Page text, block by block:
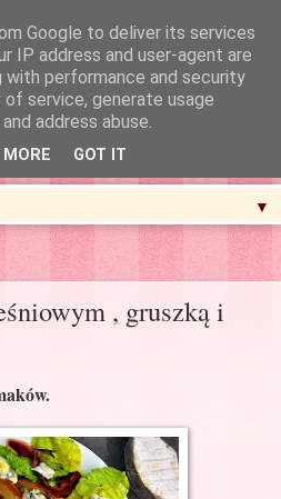
▼
, gruszką i
Google to deliver its services
IP address and user-agent are
with performance and security
service, generate usage
address abuse.
MORE GOT IT